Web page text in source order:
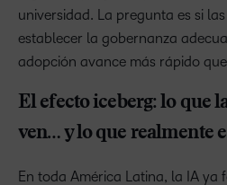
universidad. La pregunta es si
establecer la gobernanza
adopción avance más rápido
El efecto iceberg: lo que
ven… y lo que realmente
En toda América Latina, la IA ya